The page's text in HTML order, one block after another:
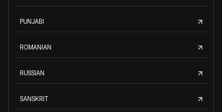
PUNJABI
ROMANIAN
RUSSIAN
SANSKRIT